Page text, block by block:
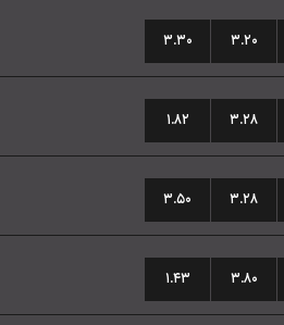
۳.۳۰ ۳.۲۰
۱.۸۲ ۳.۲۸
۳.۵۰ ۳.۲۸
۱.۴۳ ۳.۸۰